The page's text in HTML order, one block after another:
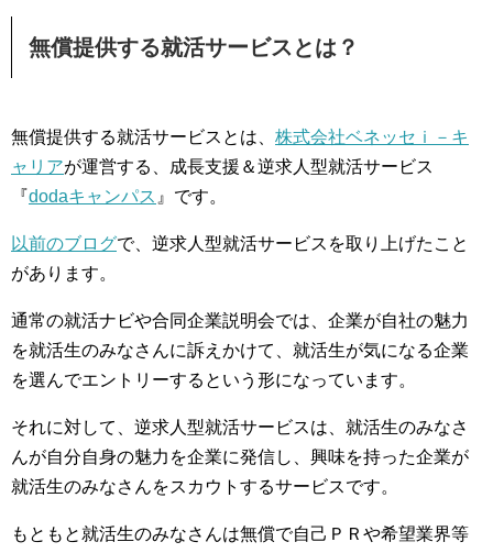
無償提供する就活サービスとは？
無償提供する就活サービスとは、 株式会社ベネッセｉ－キ
ャリアが運営する、成長支援＆逆求人型就活サービス
『dodaキャンパス 』です。
以前のブログで、逆求人型就活サービスを取り上げたこと
があります。
通常の就活ナビや合同企業説明会では、企業が自社の魅力
を就活生のみなさんに訴えかけて、就活生が気になる企業
を選んでエントリーするという形になっています。
それに対して、逆求人型就活サービスは、就活生のみなさ
んが自分自身の魅力を企業に発信し、興味を持った企業が
就活生のみなさんをスカウトするサービスです。
もともと就活生のみなさんは無償で自己ＰＲや希望業界等